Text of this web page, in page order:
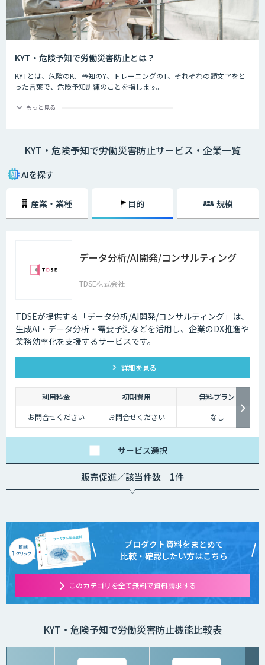
KYT・危険予知で労働災害防止とは？
KYTとは、危険のK、予知のY、トレーニングのT、それぞれの頭文字をと
った言葉で、危険予知訓練のことを指します。
イントを指差呼称や指差唱和、安全対策をし防止を図ること。
もっと見る
KYT・危険予知で労働災害防止サービス・企業一覧
AIを探す
産業・業種 目的 規模
データ分析/AI開発/コンサルティング
TDSE株式会社
TDSEが提供する「データ分析/AI開発/コンサルティング」は、
生成AI・データ分析・需要予測などを活用し、企業のDX推進や
業務効率化を支援するサービスです。
詳細を見る
利用料金 初期費用
無料プラン
お問合せください
お問合せください なし
サービス選択
販売促進／該当件数 1件
プロダクト資料をまとめて
比較・確認したい方はこちら
このカテゴリを全て無料で資料請求する
KYT・危険予知で労働災害防止機能比較表